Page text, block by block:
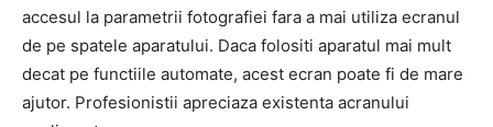
accesul la parametrii fotografiei fara a mai utiliza ecranul
de pe spatele aparatului. Daca folositi aparatul mai mult
decat pe functiile automate, acest ecran poate fi de mare
ajutor. Profesionistii apreciaza existenta acranului